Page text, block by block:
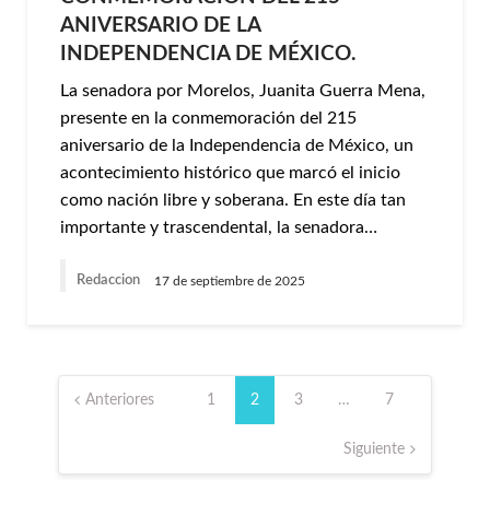
ANIVERSARIO DE LA
INDEPENDENCIA DE MÉXICO.
La senadora por Morelos, Juanita Guerra Mena,
presente en la conmemoración del 215
aniversario de la Independencia de México, un
acontecimiento histórico que marcó el inicio
como nación libre y soberana. En este día tan
importante y trascendental, la senadora…
Redaccion 17 de septiembre de 2025
Paginación
de Anteriores 1 2 3 … 7
Siguiente